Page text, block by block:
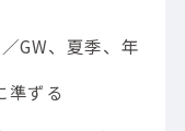
GW、夏季、年
ずる